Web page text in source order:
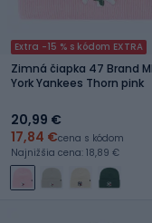
Extra -15 % s kódom EXTRA
Zimná čiapka 47 Brand
York Yankees Thorn pink
20,99 €
17,84 €cena s kódom
Najnižšia cena: 18,89 €